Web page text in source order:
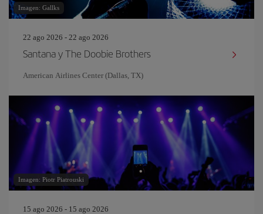
Imagen: Gallks
22 ago 2026 - 22 ago 2026
Santana y The Doobie Brothers
American Airlines Center (Dallas, TX)
Imagen: Piotr Piatrouski
15 ago 2026 - 15 ago 2026